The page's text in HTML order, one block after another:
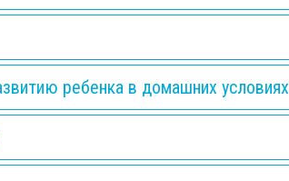
ребенка в домашних условиях